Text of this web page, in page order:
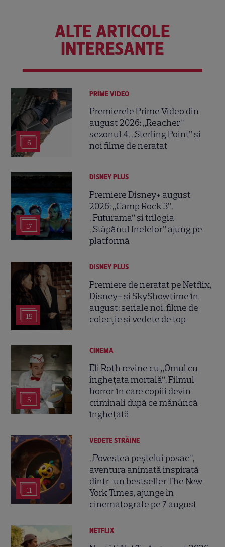
ALTE ARTICOLE
INTERESANTE
6
PRIME VIDEO
Premierele Prime Video din
august 2026: „Reacher”
sezonul 4, „Sterling Point” și
noi filme de neratat
17
DISNEY PLUS
Premiere Disney+ august
2026: „Camp Rock 3”,
„Futurama” și trilogia
„Stăpânul Inelelor” ajung pe
platformă
15
DISNEY PLUS
Premiere de neratat pe Netflix,
Disney+ și SkyShowtime în
august: seriale noi, filme de
colecție și vedete de top
5
CINEMA
Eli Roth revine cu „Omul cu
înghețata mortală”. Filmul
horror în care copiii devin
criminali după ce mănâncă
înghețată
11
VEDETE STRĂINE
„Povestea peștelui posac”,
aventura animată inspirată
dintr-un bestseller The New
York Times, ajunge în
cinematografe pe 7 august
NETFLIX